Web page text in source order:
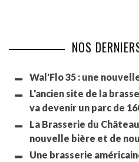
NOS
Wal'Flo 35 : une
L'ancien site de la
va devenir un parc de
La Brasserie du
nouvelle bière et de
Une brasserie